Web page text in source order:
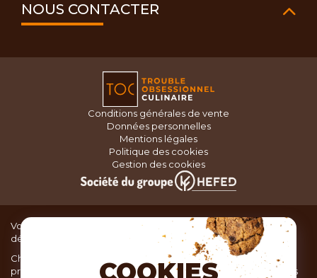
NOUS CONTACTER
Conditions générales de vente
Données personnelles
Mentions légales
Politique des cookies
Gestion des cookies
Vous recherchez du matériel de cuisine pour concocter de
délicieux plats ou des pâtisseries dignes d’un grand chef ?
Chez TOC, boutique d’ustensiles de cuisine, nous vous
proposons une large sélection de produits issus des meilleures